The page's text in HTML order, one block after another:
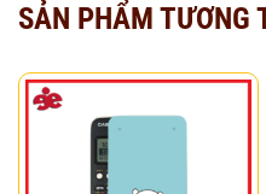
SẢN PHẨM TƯƠNG